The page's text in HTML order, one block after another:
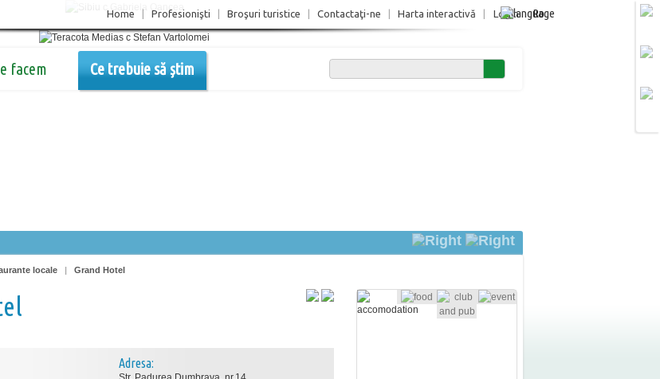
Login Ro
Home Profesionişti Broşuri turistice Contactaţi-ne Harta interactivă
facem Ce trebuie să știm
locale | Grand Hotel
Adresa: